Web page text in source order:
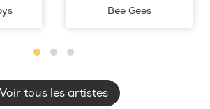
Bee Gees
Voir tous les artistes